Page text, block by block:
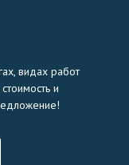
видах работ
и